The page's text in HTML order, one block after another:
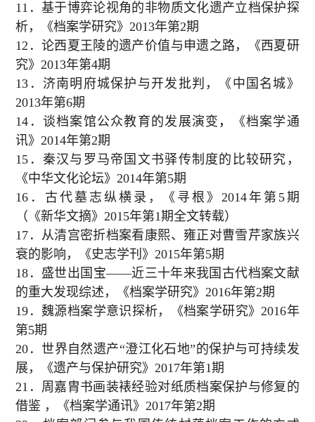
11 ．基于博弈论视角的非物质文化遗产立档保护探
析，《档案学研究》2013年第2期
12 ．论西夏王陵的遗产价值与申遗之路，《西夏研
究》2013年第4期
13 ．济南明府城保护与开发批判，《中国名城》
2013年第6期
14 ．谈档案馆公众教育的发展演变 ，
《档案学通
讯》2014年第2期
15 ．秦汉与罗马帝国文书驿传制度的比较研究，
《中华文化论坛》2014年第5期
16 ．古代墓志纵横录，《寻根》 2014年第 5期
（《新华文摘》2015年第1期全文转载）
17 ．从清宫密折档案看康熙、雍正对曹雪芹家族兴
衰的影响，《史志学刊》2015年第5期
18 ．盛世出国宝——近三十年来我国古代档案文献
的重大发现综述，《档案学研究》2016年第2期
19 ．魏源档案学意识探析，《档案学研究》2016年
第5期
20 ．世界自然遗产“澄江化石地”的保护与可持续发
展，《遗产与保护研究》2017年第1期
21 ．周嘉胄书画装裱经验对纸质档案保护与修复的
借鉴 ，《档案学通讯》2017年第2期